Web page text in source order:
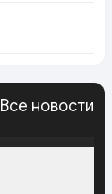
Все новости